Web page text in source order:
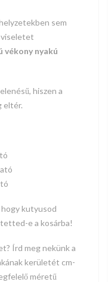
sem
viseletet
vékony nyakú
hiszen a
eltér.
kutyusod
e a kosárba!
Írd meg nekünk a
kerületét cm-
méretű